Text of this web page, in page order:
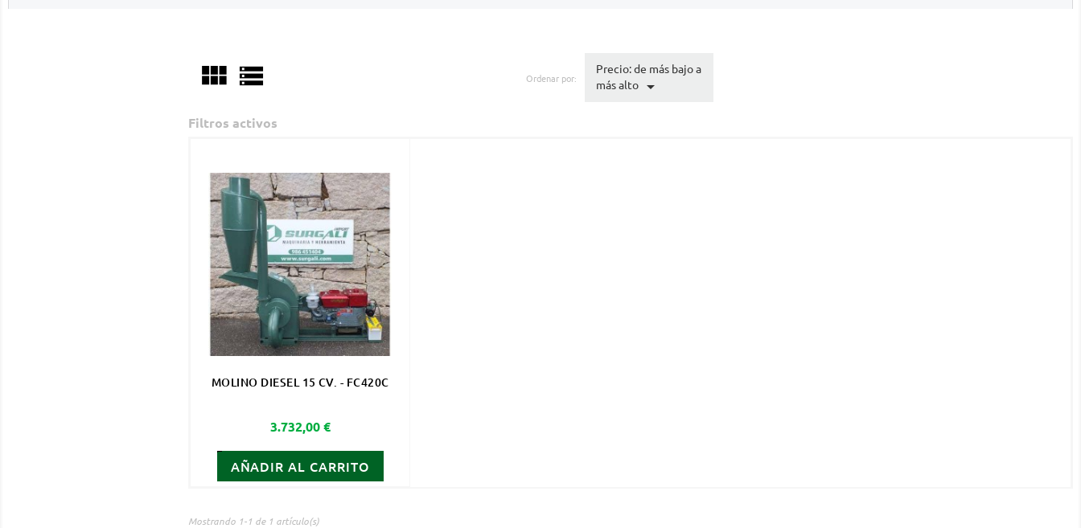
  Ordenar por:
Precio: de más bajo a
más alto 
Filtros activos
MOLINO DIESEL 15 CV. - FC420C
Precio
3.732,00 €
AÑADIR AL CARRITO
Mostrando 1-1 de 1 artículo(s)